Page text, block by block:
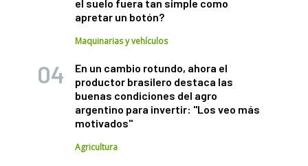
el suelo fuera tan simple como
apretar un botón?
Maquinarias y vehículos
En un cambio rotundo, ahora el
productor brasilero destaca las
buenas condiciones del agro
argentino para invertir: "Los veo más
motivados"
Agricultura